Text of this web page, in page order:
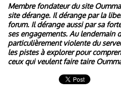
Membre fondateur du site
site dérange. Il dérange par la
forum. Il dérange aussi par sa
ses engagements. Au lendemain
particulièrement violente du
les pistes à explorer pour
ceux qui veulent faire taire